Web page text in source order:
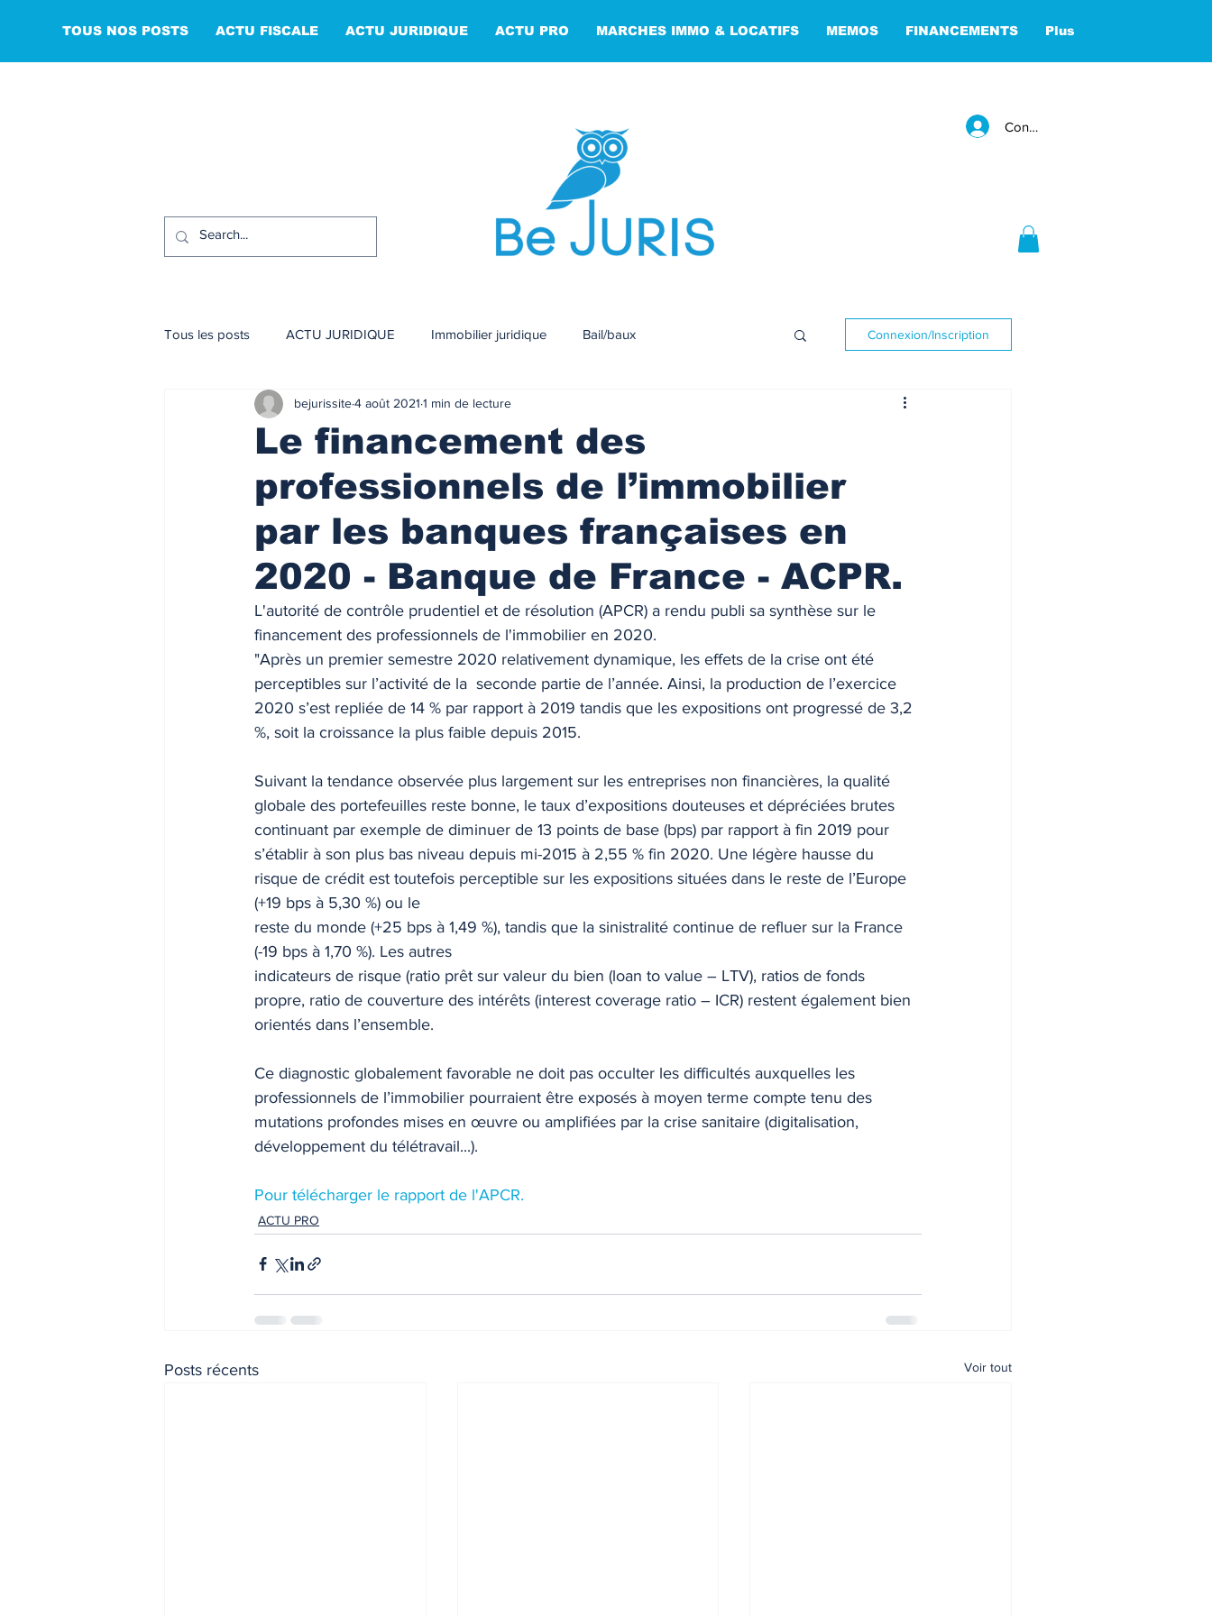
TOUS NOS POSTS ACTU FISCALE ACTU JURIDIQUE ACTU PRO MARCHES IMMO & LOCATIFS MEMOS FINANCEMENTS Plus
Connexion
Tous les posts ACTU JURIDIQUE Immobilier juridique Bail/baux
Finances/Investissement Assurance MARCHES IMMOBILIES & LOCATIFS
Prix de l'immobilier Immobilier ancien Immobilier neuf Marchés locatifs
Loyers de marché Plafonds de loyers Les zonages
Fiscalité immobilière Fiscalité de l'investissement
ACTU PRO FINANCEMENT Les taux des prêts immobiliers
INDICES & INDEX VIE PRATIQUE MEMOS
Connexion/Inscription
Le financement des
professionnels de l’immobilier
par les banques françaises en
2020 - Banque de France - ACPR.
bejurissite4 août 2021 1 min de lecture
L'autorité de contrôle prudentiel et de résolution (APCR) a rendu publi sa synthèse sur le
financement des professionnels de l'immobilier en 2020.
"Après un premier semestre 2020 relativement dynamique, les effets de la crise ont été
perceptibles sur l’activité de la  seconde partie de l’année. Ainsi, la production de l’exercice
2020 s’est repliée de 14 % par rapport à 2019 tandis que les expositions ont progressé de 3,2
%, soit la croissance la plus faible depuis 2015.
Suivant la tendance observée plus largement sur les entreprises non financières, la qualité
globale des portefeuilles reste bonne, le taux d’expositions douteuses et dépréciées brutes
continuant par exemple de diminuer de 13 points de base (bps) par rapport à fin 2019 pour
s’établir à son plus bas niveau depuis mi-2015 à 2,55 % fin 2020. Une légère hausse du
risque de crédit est toutefois perceptible sur les expositions situées dans le reste de l’Europe
(+19 bps à 5,30 %) ou le
reste du monde (+25 bps à 1,49 %), tandis que la sinistralité continue de refluer sur la France
(-19 bps à 1,70 %). Les autres
indicateurs de risque (ratio prêt sur valeur du bien (loan to value – LTV), ratios de fonds
propre, ratio de couverture des intérêts (interest coverage ratio – ICR) restent également bien
orientés dans l’ensemble.
Ce diagnostic globalement favorable ne doit pas occulter les difficultés auxquelles les
professionnels de l’immobilier pourraient être exposés à moyen terme compte tenu des
mutations profondes mises en œuvre ou amplifiées par la crise sanitaire (digitalisation,
développement du télétravail...).
Pour télécharger le rapport de l'APCR.
ACTU PRO
Posts récents Voir tout